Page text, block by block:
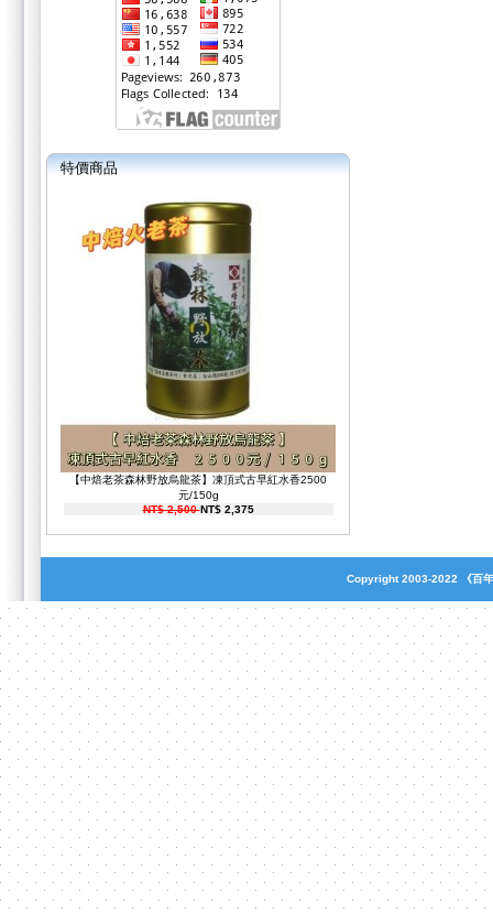
特價商品
【中焙老茶森林野放烏龍茶】凍頂式古早紅水香2500
元/150g
NT$ 2,500NT$ 2,375
Copyright 2003-2022 《百